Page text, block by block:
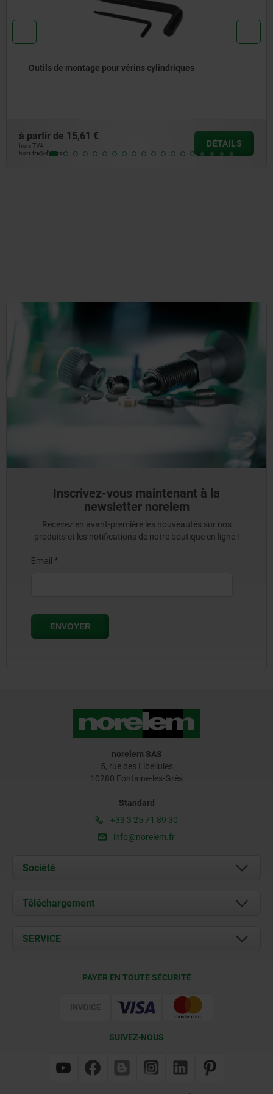
DÉTAILS
Poussoir à ressort à tige de
6,21 €
hors frais d’envoi
Inscrivez-vous maintenant à la
newsletter norelem
Recevez en avant-première les nouveautés sur nos
produits et les notifications de notre boutique en ligne !
norelem SAS
5, rue des Libellules
10280 Fontaine-les-Grès
Standard
+33 3 25 71 89 30
info@norelem.fr
Société
À propos de nous
Contact
Téléchargement
Documents
SERVICE
PAYER EN TOUTE SÉCURITÉ
SUIVEZ-NOUS